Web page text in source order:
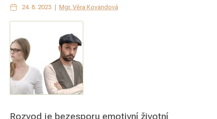
24. 8. 2023 | Mgr. Věra Kovandová
Rozvod je bezesporu emotivní životní